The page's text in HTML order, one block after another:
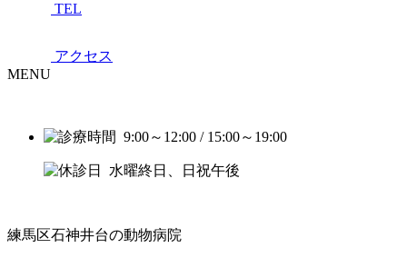
TEL
アクセス
MENU
9:00～12:00 / 15:00～19:00
水曜終日、日祝午後
練馬区石神井台の動物病院